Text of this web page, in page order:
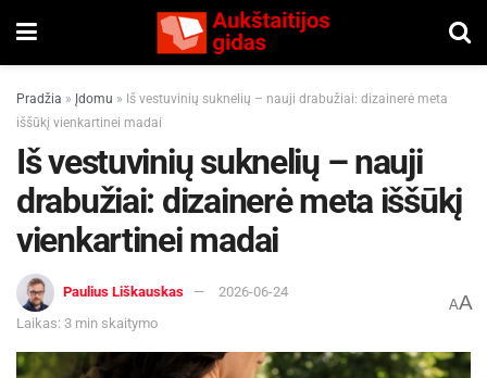
Pradžia » Įdomu » Iš vestuvinių suknelių – nauji drabužiai: dizainerė meta
iššūkį vienkartinei madai
Iš vestuvinių suknelių – nauji
drabužiai: dizainerė meta iššūkį
vienkartinei madai
Paulius Liškauskas
2026-06-24
Laikas: 3 min skaitymo
AA